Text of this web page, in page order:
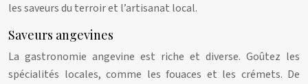
les saveurs du terroir et l’artisanat local.
Saveurs angevines
La gastronomie angevine est riche et diverse. Goûtez les
spécialités locales, comme les fouaces et les crémets. De